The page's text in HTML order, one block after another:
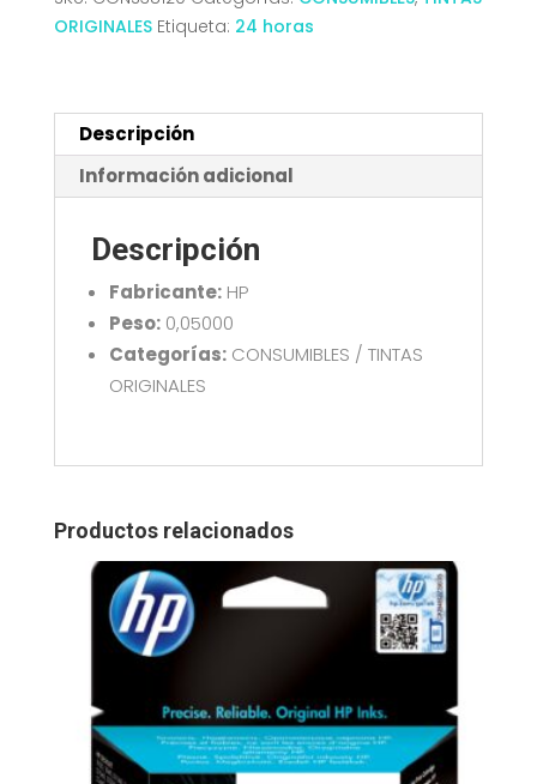
ORI
ORIGINALES Etiqueta: 24 horas
Descripción
Información adicional
Descripción
Fabricante:HP
Peso:0,05000
Categorías:CONSUMIBLES / TINTAS
ORIGINALES
Productos relacionados